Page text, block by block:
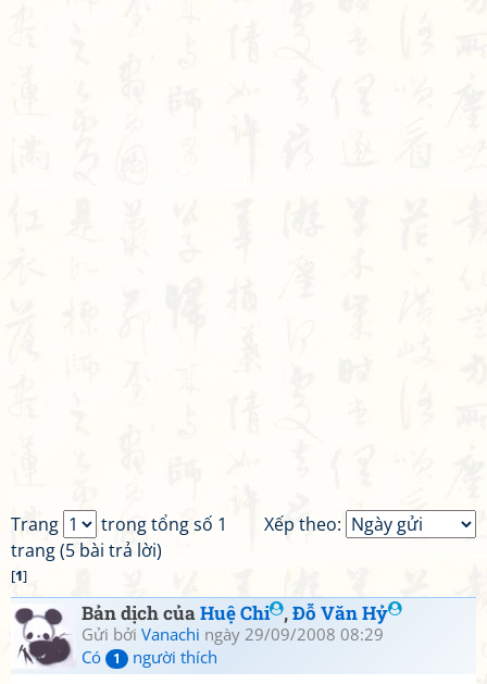
Xếp theo:
Trang
trong tổng số 1
trang (5 bài trả lời)
[1]
Bản dịch củaHuệ Chi ,Đỗ Văn Hỷ
Gửi bởi Vanachi ngày 29/09/2008 08:29
Có
1 người thích